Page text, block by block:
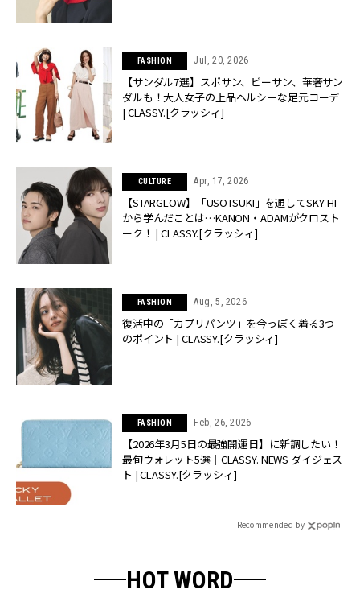
FASHION Jul, 20, 2026
【サンダル7選】スポサン、ビーサン、華奢サン
ダルも！大人女子の上品ヘルシーな足元コーデ
| CLASSY.[クラッシィ]
CULTURE Apr, 17, 2026
【STARGLOW】「USOTSUKI」を通してSKY-HI
から学んだことは…KANON・ADAMがクロスト
ーク！ | CLASSY.[クラッシィ]
FASHION Aug, 5, 2026
復活中の「カプリパンツ」を今っぽく着る3つ
のポイント | CLASSY.[クラッシィ]
FASHION Feb, 26, 2026
【2026年3月5日の最強開運日】に新調したい！
最旬ウォレット5選｜CLASSY. NEWS ダイジェス
ト | CLASSY.[クラッシィ]
Recommended by
HOT WORD